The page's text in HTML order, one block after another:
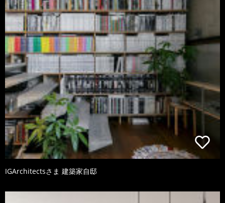
IGArchitectsさま 建築家自邸